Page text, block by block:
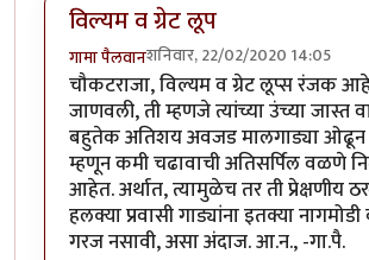
विल्यम व ग्रेट लूप
गामा पैलवानशनिवार, 22/02/2020 14:05
चौकटराजा, विल्यम व ग्रेट लूप्स रंजक
जाणवली, ती म्हणजे त्यांच्या उंच्या जास्त
बहुतेक अतिशय अवजड मालगाड्या ओढून
म्हणून कमी चढावाची अतिसर्पिल वळणे
आहेत. अर्थात, त्यामुळेच तर ती प्रेक्षणीय
हलक्या प्रवासी गाड्यांना इतक्या
गरज नसावी, असा अंदाज. आ.न., -गा.पै.